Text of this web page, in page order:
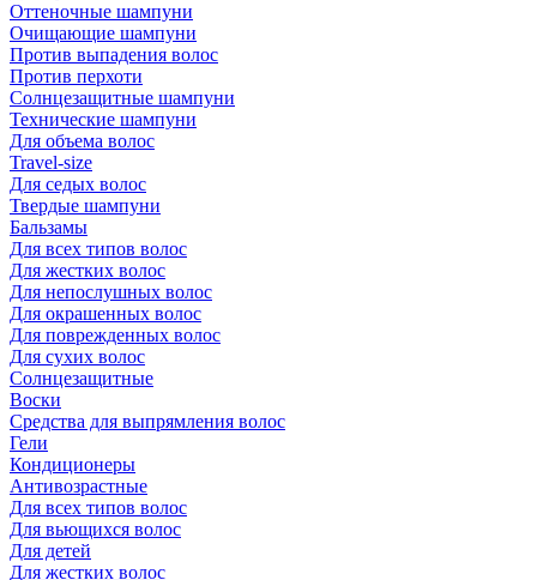
Оттеночные шампуни
Очищающие шампуни
Против выпадения волос
Против перхоти
Солнцезащитные шампуни
Технические шампуни
Для объема волос
Travel-size
Для седых волос
Твердые шампуни
Бальзамы
Для всех типов волос
Для жестких волос
Для непослушных волос
Для окрашенных волос
Для поврежденных волос
Для сухих волос
Солнцезащитные
Воски
Средства для выпрямления волос
Гели
Кондиционеры
Антивозрастные
Для всех типов волос
Для вьющихся волос
Для детей
Для жестких волос